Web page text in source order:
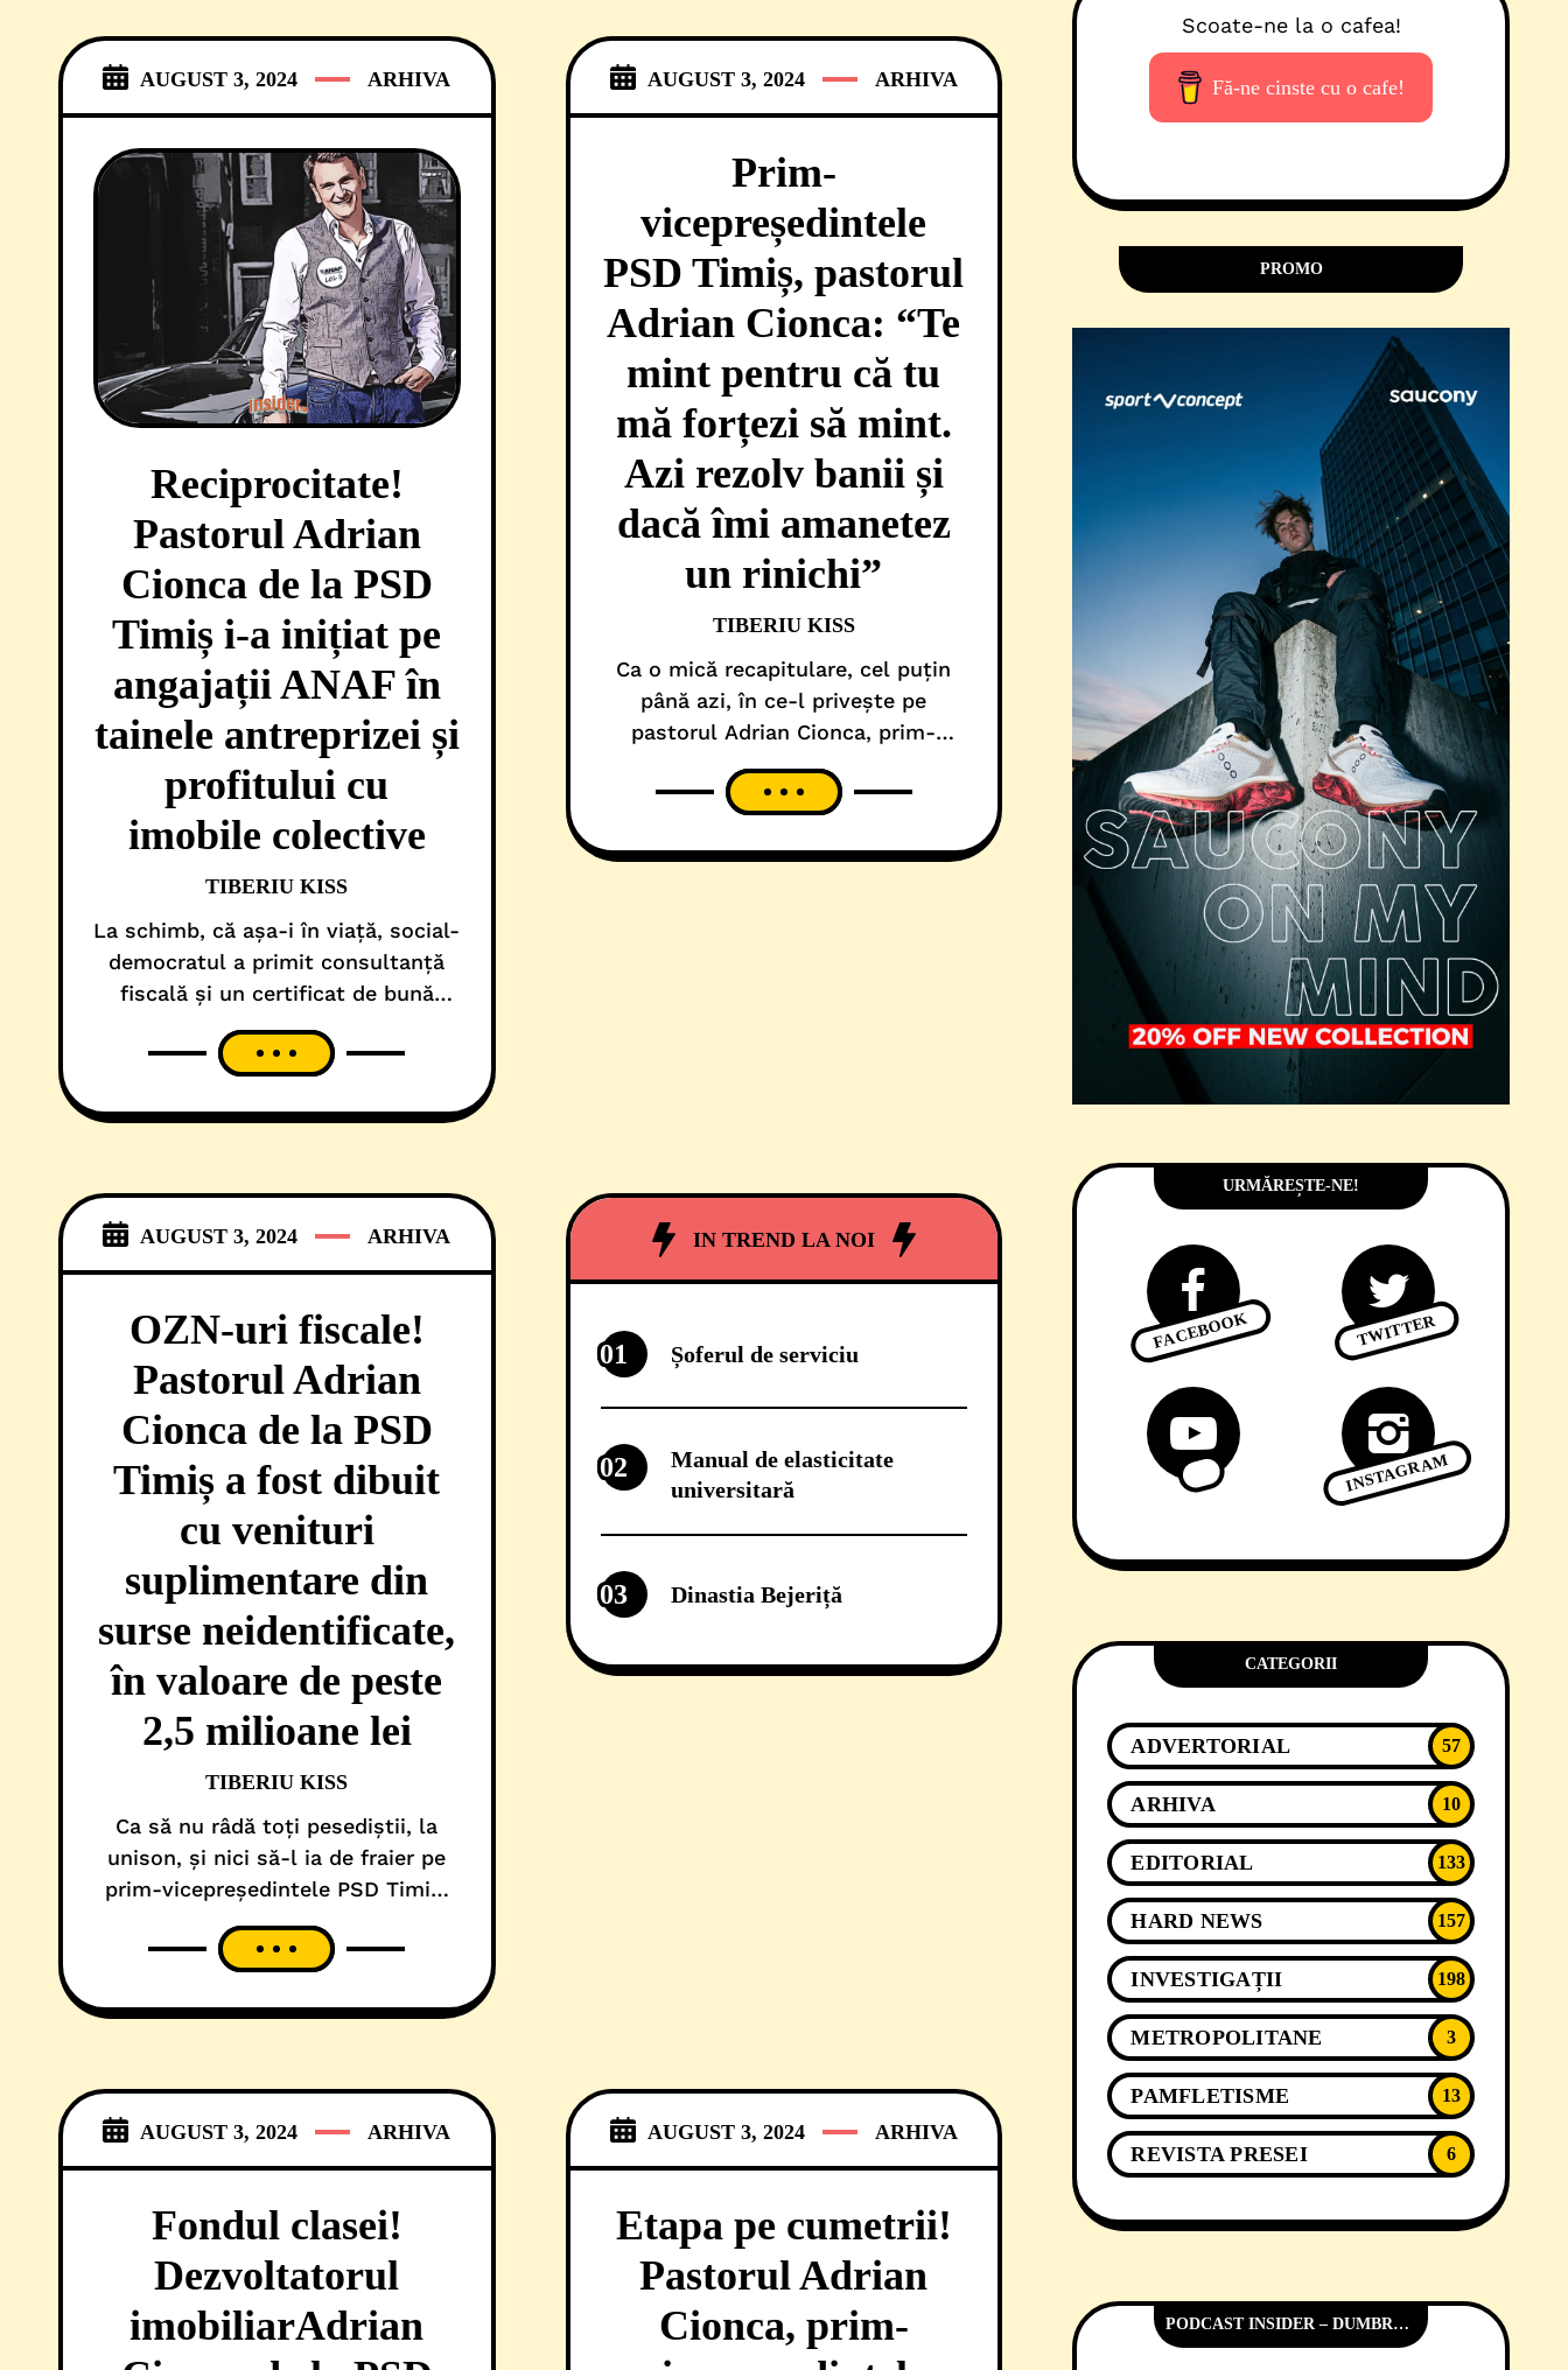
cuantum de circa 7
AUGUST 3, 2024 ARHIVA
Reciprocitate!
Pastorul Adrian
Cionca de la PSD
Timiș i-a inițiat pe
angajații ANAF în
tainele antreprizei și
profitului cu
imobile colective
TIBERIU KISS
La schimb, că așa-i în viață, social-
democratul a primit consultanță
fiscală și un certificat de bună
purtare! Cu riscuri minime și
profituri maxime! Deci, nici vorbă
ANAFobie! Și nici nu ar fi avut cum
a
AUGUST 3, 2024 ARHIVA
Prim-
vicepreședintele
PSD Timiș, pastorul
Adrian Cionca: “Te
mint pentru că tu
mă forțezi să mint.
Azi rezolv banii și
dacă îmi amanetez
un rinichi”
TIBERIU KISS
Ca o mică recapitulare, cel puțin
până azi, în ce-l privește pe
pastorul Adrian Cionca, prim-
vicepreședintele PSD Timiș, avem
câteva lucruri certe, dincolo de
Dumnezeu și, dacă o fi cu
AUGUST 3, 2024 ARHIVA
OZN-uri fiscale!
Pastorul Adrian
Cionca de la PSD
Timiș a fost dibuit
cu venituri
suplimentare din
surse neidentificate,
în valoare de peste
2,5 milioane lei
TIBERIU KISS
Ca să nu râdă toți pesediștii, la
unison, și nici să-l ia de fraier pe
prim-vicepreședintele PSD Timiș,
încă din capul locului, se impune
mențiunea că cei peste 500.000
credinciosului Adrian Cionca, au
IN TREND LA NOI
01 Șoferul de serviciu
02
Manual de elasticitate
universitară
03 Dinastia Bejeriță
AUGUST 3, 2024 ARHIVA
Fondul clasei!
Dezvoltatorul
imobiliarAdrian
AUGUST 3, 2024 ARHIVA
Etapa pe cumetrii!
Pastorul Adrian
Cionca, prim-
Scoate-ne la o cafea!
Fă-ne cinste cu o cafe!
PROMO
URMĂREȘTE-NE!
FACEBOOK TWITTER
INSTAGRAM
CATEGORII
ADVERTORIAL 57
ARHIVA 10
EDITORIAL 133
HARD NEWS 157
INVESTIGAȚII 198
METROPOLITANE 3
PAMFLETISME 13
REVISTA PRESEI 6
PODCAST INSIDER – DUMBRĂVIȚA